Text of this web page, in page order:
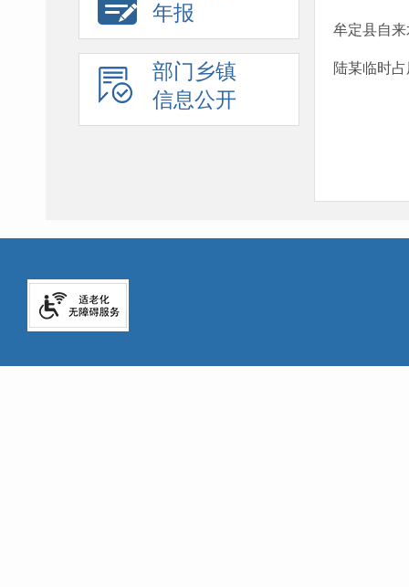
年报
部门乡镇
信息公开
牟定县自
陆某临时